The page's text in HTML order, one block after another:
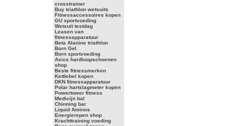
crosstrainer
Buy triathlon wetsuits
Fitnessaccessoires kopen
GU sportvoeding
Wetsuit testdag
Leasen van
fitnessapparatuur
Beta Alanine triathlon
Born Gel
Born sportvoeding
Asics hardloopschoenen
shop
Beste fitnessmerken
Kettlebel kopen
DKN fitnessapparatuur
Polar hartslagmeter kopen
Powertower fitness
Medicijn bal
Chinning bar
Liquid Aminos
Energierepen shop
Krachttraining voeding